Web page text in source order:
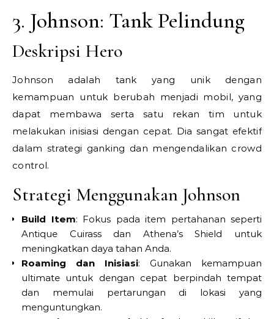
3. Johnson: Tank Pelindung
Deskripsi Hero
Johnson adalah tank yang unik dengan
kemampuan untuk berubah menjadi mobil, yang
dapat membawa serta satu rekan tim untuk
melakukan inisiasi dengan cepat. Dia sangat efektif
dalam strategi ganking dan mengendalikan crowd
control.
Strategi Menggunakan Johnson
Build Item: Fokus pada item pertahanan seperti
Antique Cuirass dan Athena’s Shield untuk
meningkatkan daya tahan Anda.
Roaming dan Inisiasi: Gunakan kemampuan
ultimate untuk dengan cepat berpindah tempat
dan memulai pertarungan di lokasi yang
menguntungkan.